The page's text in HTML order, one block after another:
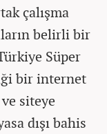
çalışma
belirli bir
Süper
bir internet
siteye
dışı bahis